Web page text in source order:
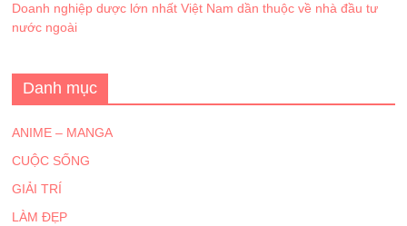
Doanh nghiệp dược lớn nhất Việt Nam dần thuộc về nhà đầu tư
nước ngoài
Danh mục
ANIME – MANGA
CUỘC SỐNG
GIẢI TRÍ
LÀM ĐẸP